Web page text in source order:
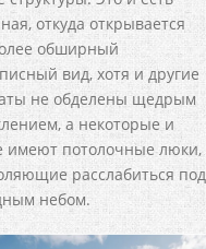
откуда открывается
обширный
вид, хотя и другие
не обделены щедрым
а некоторые и
имеют потолочные люки,
расслабиться под
небом.